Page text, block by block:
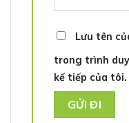
Lưu tên
trong trình
kế tiếp của tôi.